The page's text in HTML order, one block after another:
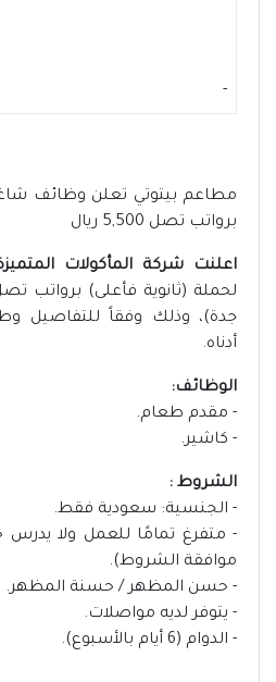
-
مطاعم بيتوتي تعلن وظائف
برواتب تصل 5,500 ريال
اعلنت شركة المأكولات
جدة)، وذلك وفقاً للتفاصيل
أدناه.
الوظائف:
- مقدم طعام.
- كاشير.
الشروط :
- الجنسية: سعودية فقط.
- متفرغ تمامًا للعمل ولا يدرس
موافقة الشروط).
- حسن المظهر / حسنة المظهر.
- يتوفر لديه مواصلات.
- الدوام (6 أيام بالأسبوع).